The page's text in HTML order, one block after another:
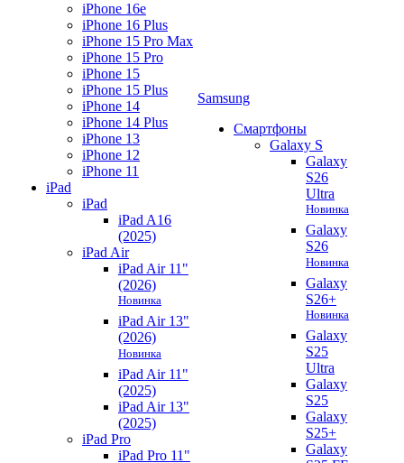
iPhone 16e
iPhone 16 Plus
iPhone 15 Pro Max
iPhone 15 Pro
iPhone 15
iPhone 15 Plus
iPhone 14
iPhone 14 Plus
iPhone 13
iPhone 12
iPhone 11
iPad
iPad
iPad A16
(2025)
iPad Air
iPad Air 11"
(2026)
Новинка
iPad Air 13"
(2026)
Новинка
iPad Air 11"
(2025)
iPad Air 13"
(2025)
iPad Pro
iPad Pro 11"
Samsung
Смартфоны
Galaxy S
Galaxy
S26
Ultra
Новинка
Galaxy
S26
Новинка
Galaxy
S26+
Новинка
Galaxy
S25
Ultra
Galaxy
S25
Galaxy
S25+
Galaxy